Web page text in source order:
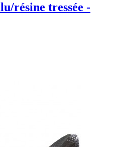
résine tressée -